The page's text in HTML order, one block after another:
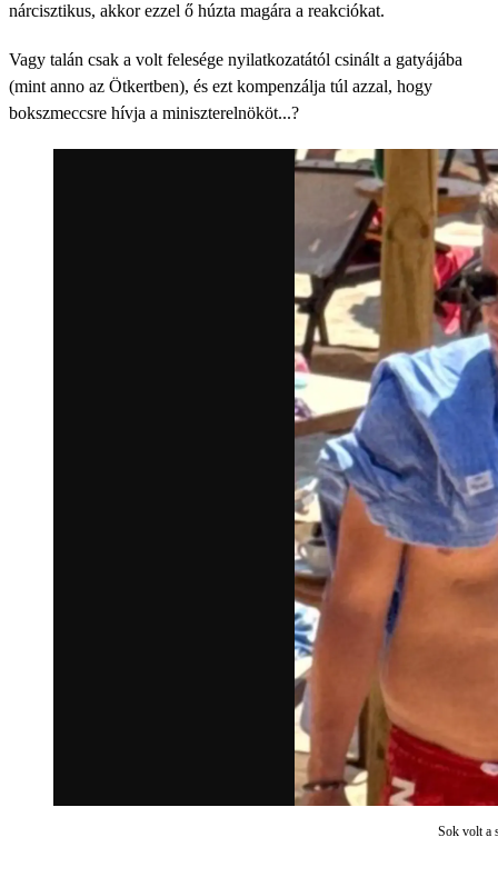
nárcisztikus, akkor ezzel ő húzta magára a reakciókat.
Vagy talán csak a volt felesége nyilatkozatától csinált a gatyájába
(mint anno az Ötkertben), és ezt kompenzálja túl azzal, hogy
bokszmeccsre hívja a miniszterelnököt...?
Sok volt a